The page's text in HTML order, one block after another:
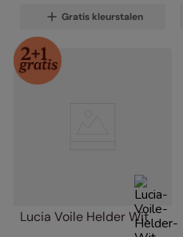
Gratis kleurstalen
Lucia Voile Helder Wit